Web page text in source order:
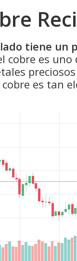
tiene un
cobre es
es tan